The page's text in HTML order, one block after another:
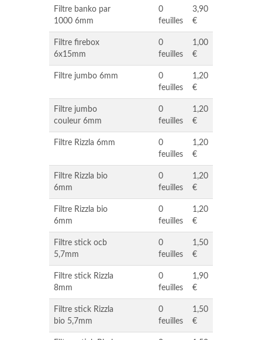
Filtre banko par
1000 6mm
0
feuilles
3,90
€
Filtre firebox
6x15mm
0
feuilles
1,00
€
Filtre jumbo 6mm
0
feuilles
1,20
€
Filtre jumbo
couleur 6mm
0
feuilles
1,20
€
Filtre Rizzla 6mm
0
feuilles
1,20
€
Filtre Rizzla bio
6mm
0
feuilles
1,20
€
Filtre Rizzla bio
6mm
0
feuilles
1,20
€
Filtre stick ocb
5,7mm
0
feuilles
1,50
€
Filtre stick Rizzla
8mm
0
feuilles
1,90
€
Filtre stick Rizzla
bio 5,7mm
0
feuilles
1,50
€